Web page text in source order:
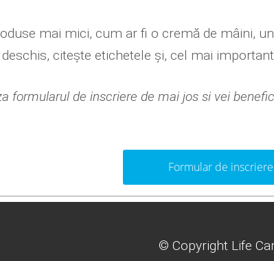
mai mici, cum ar fi o cremă de mâini,
citește etichetele și, cel mai
formularul de inscriere de mai jos si vei
Formular de inscriere
© Copyright Life